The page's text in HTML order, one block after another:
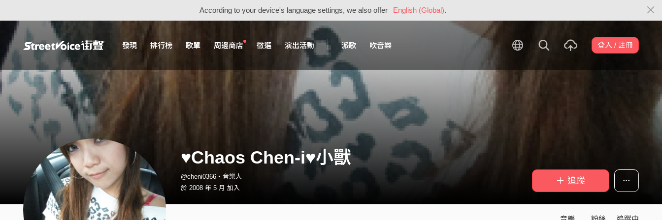
According to your device's language settings, we also offer English (Global).
發現 排行榜 歌單 周邊商店 徵選 演出活動 派歌 吹音樂 登入 / 註冊
♥Chaos Chen-i♥小獸
@cheni0366・音樂人
於 2008 年 5 月 加入
＋ 追蹤